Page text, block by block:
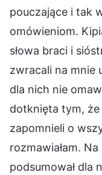
pouczające i tak
omówieniom.
słowa braci i
zwracali na mnie
dla nich nie
dotknięta tym,
zapomnieli o
rozmawiałam.
podsumował dla